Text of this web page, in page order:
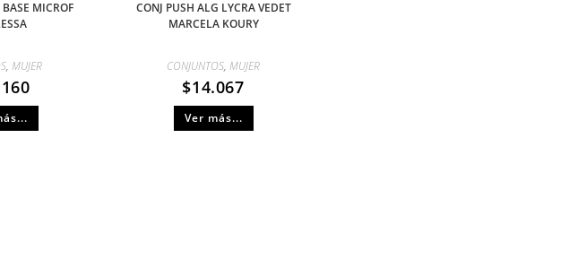
MICROF
, MUJER
CONJ PUSH ALG LYCRA VEDET
MARCELA KOURY
CONJUNTOS,MUJER
$14.067
Ver más...